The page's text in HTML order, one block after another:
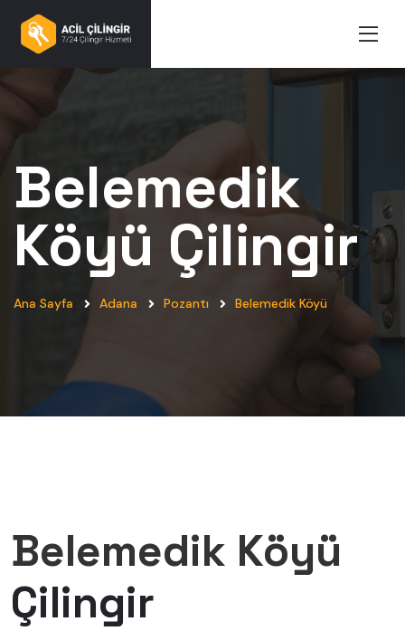
Belemedik
Köyü Çilingir
Ana Sayfa Adana Pozantı Belemedik Köyü
Belemedik Köyü
Çilingir